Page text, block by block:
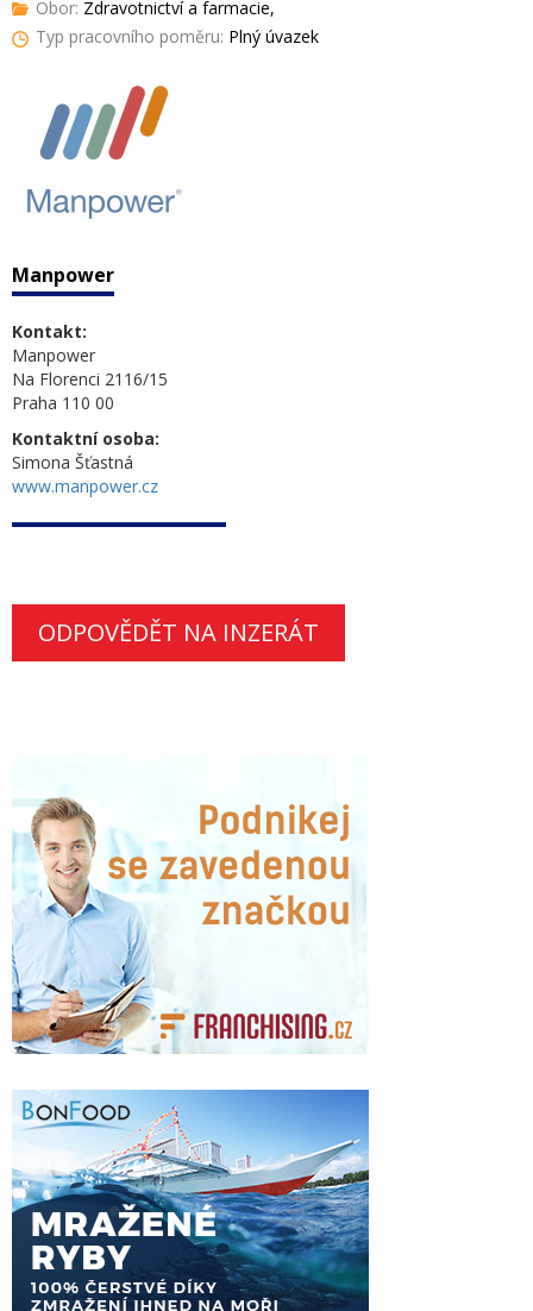
Obor: Zdravotnictví a farmacie,
Typ pracovního poměru: Plný úvazek
Manpower
Kontakt:
Manpower
Na Florenci 2116/15
Praha 110 00
Kontaktní osoba:
Simona Šťastná
www.manpower.cz
ODPOVĚDĚT NA INZERÁT